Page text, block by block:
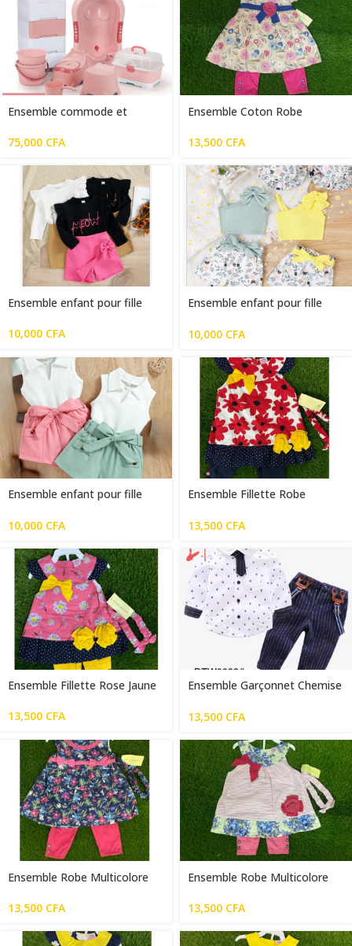
Ensemble commode et
75,000 CFA
Ensemble Coton Robe
Pantalon Rose
13,500 CFA
Ensemble enfant pour fille
10,000 CFA
Ensemble enfant pour fille
10,000 CFA
Ensemble enfant pour fille
10,000 CFA
Ensemble Fillette Robe
13,500 CFA
Ensemble Fillette Rose Jaune
13,500 CFA
Ensemble Garçonnet Chemise
13,500 CFA
Ensemble Robe Multicolore
13,500 CFA
Ensemble Robe Multicolore
Coton
13,500 CFA